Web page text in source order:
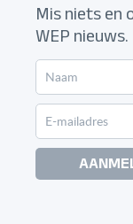
Mis niets en
WEP nieuws.